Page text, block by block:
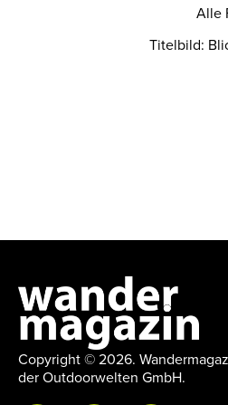
Alle
Titelbild:
Copyright © 2026.
der Outdoorwelten GmbH.